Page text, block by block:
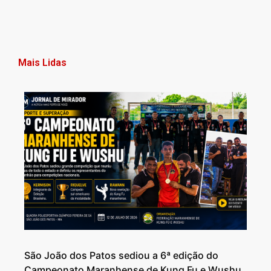
Mais Lidas
São João dos Patos sediou a 6ª edição do